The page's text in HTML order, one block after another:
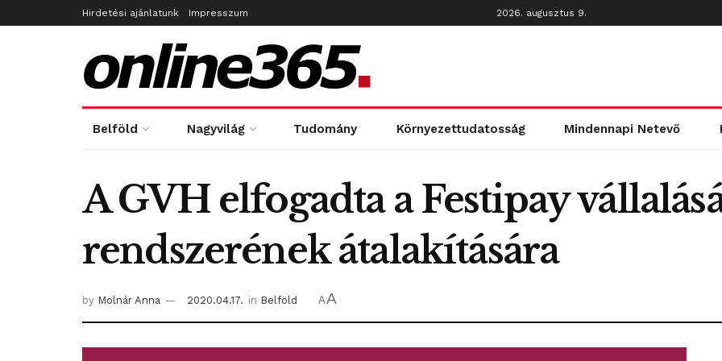
Hirdetési ajánlatunk Impresszum 2026. augusztus 9.
Belföld Nagyvilág Tudomány Környezettudatosság Mindennapi Netevő
A GVH elfogadta a Festipay
rendszerének átalakítására
by Molnár Anna 2020.04.17. in Belföld AA